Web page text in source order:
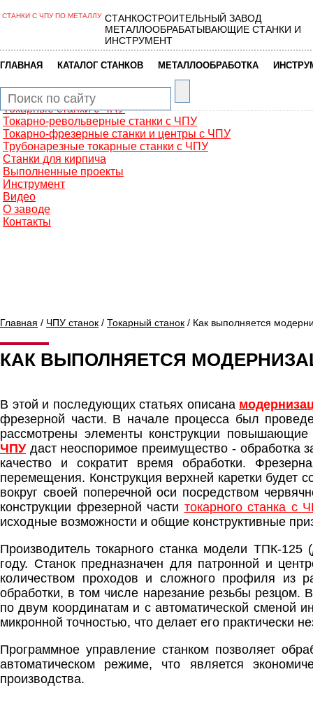
Главная
Фрезерные обрабатывающие центры
Сверлильно-фрезерные станки
Промышленные роботы манипуляторы
Токарные автоматы с ЧПУ
Токарные станки с ЧПУ
Токарно-револьверные станки с ЧПУ
Токарно-фрезерные станки и центры с ЧПУ
Трубонарезные токарные станки с ЧПУ
Станки для кирпича
Выполненные проекты
Инструмент
Видео
О заводе
Контакты
СТАНКИ С ЧПУ ПО МЕТАЛЛУ СТАНКОСТРОИТЕЛЬНЫЙ ЗАВОД
МЕТАЛЛООБРАБАТЫВАЮЩИЕ СТАНКИ И
ИНСТРУМЕНТ
ГЛАВНАЯ КАТАЛОГ СТАНКОВ МЕТАЛЛООБРАБОТКА
Главная / ЧПУ станок / Токарный станок / Как выполняется
КАК ВЫПОЛНЯЕТСЯ
В этой и последующих статьях описана
фрезерной части. В начале процесса был
рассмотрены элементы конструкции повышающие
ЧПУдаст неоспоримое преимущество - обработка
качество и сократит время обработки.
перемещения. Конструкция верхней каретки будет
вокруг своей поперечной оси посредством
конструкции фрезерной части токарного станка с
исходные возможности и общие конструктивные
Производитель токарного станка модели ТПК-125 (
году. Станок предназначен для патронной и
количеством проходов и сложного профиля из
обработки, в том числе нарезание резьбы резцом.
по двум координатам и с автоматической сменой
микронной точностью, что делает его практически
Программное управление станком позволяет
автоматическом режиме, что является
производства.